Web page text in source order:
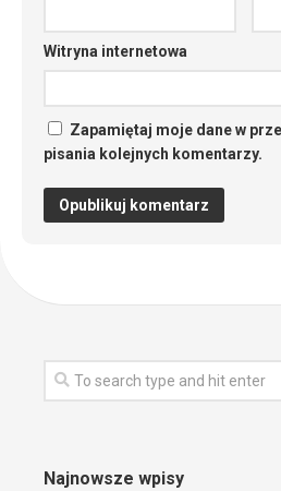
Witryna internetowa
Zapamiętaj moje dane w
pisania kolejnych komentarzy.
Najnowsze wpisy